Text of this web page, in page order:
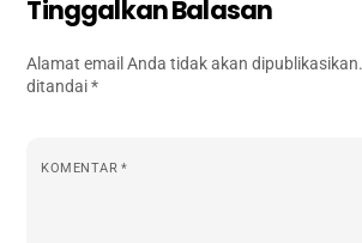
Tinggalkan Balasan
Alamat email Anda tidak akan dipublikasikan.
ditandai*
KOMENTAR*